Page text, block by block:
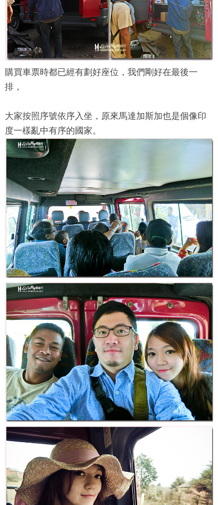
購買車票時都已經有劃好座位，我們剛好在最後一
排，
大家按照序號依序入坐，原來馬達加斯加也是個像印
度一樣亂中有序的國家。